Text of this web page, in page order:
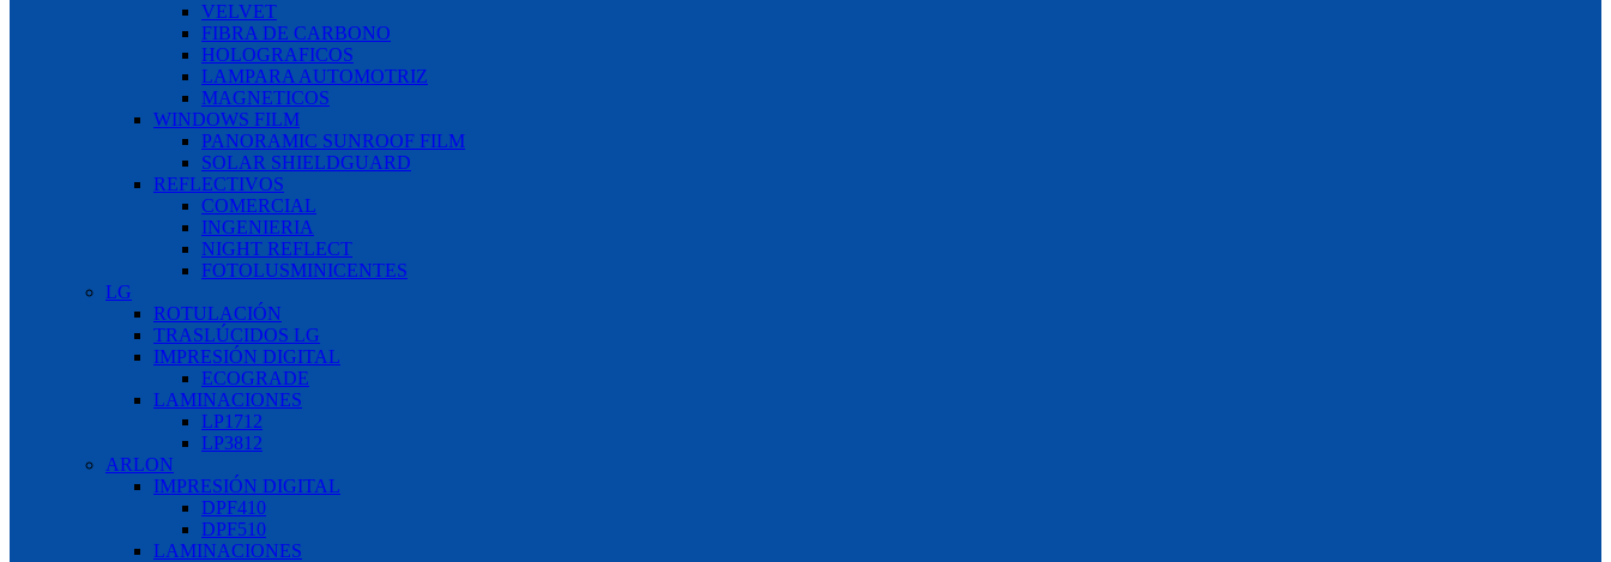
VELVET
FIBRA DE CARBONO
HOLOGRAFICOS
LAMPARA AUTOMOTRIZ
MAGNETICOS
WINDOWS FILM
PANORAMIC SUNROOF FILM
SOLAR SHIELDGUARD
REFLECTIVOS
COMERCIAL
INGENIERIA
NIGHT REFLECT
FOTOLUSMINICENTES
LG
ROTULACIÓN
TRASLÚCIDOS LG
IMPRESIÓN DIGITAL
ECOGRADE
LAMINACIONES
LP1712
LP3812
ARLON
IMPRESIÓN DIGITAL
DPF410
DPF510
LAMINACIONES